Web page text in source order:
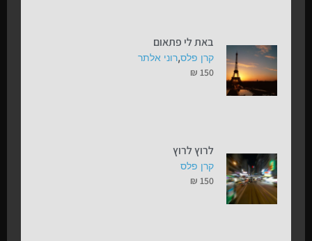
באת לי פתאום
קרן פלס,רוני אלתר
₪ 150
לרוץ לרוץ
קרן פלס
₪ 150